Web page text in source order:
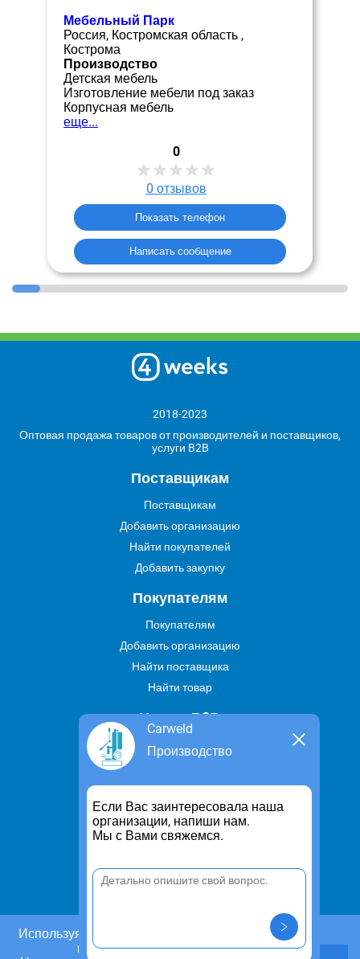
Мебельный Парк
Россия, Костромская область ,
Кострома
Производство
Детская мебель
Изготовление мебели под заказ
Корпусная мебель
еще...
0
0 отзывов
Показать телефон
Написать сообщение
Carweld
Производство
Если Вас заинтересовала наша
организации, напиши нам.
Мы с Вами свяжемся.
Используя этот сайт, Вы даете согласие на
использование cookies.
2018-2023
Оптовая продажа товаров от производителей и поставщиков,
услуги B2B
Поставщикам
Поставщикам
Добавить организацию
Найти покупателей
Добавить закупку
Покупателям
Покупателям
Добавить организацию
Найти поставщика
Найти товар
Услуги В2В
Найти услугу
Предложить свою услугу
Дропшиппинг
Транспортные услуги
Информация
Политика конфиденциальности
Контакты